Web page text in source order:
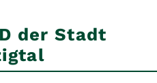
der Stadt